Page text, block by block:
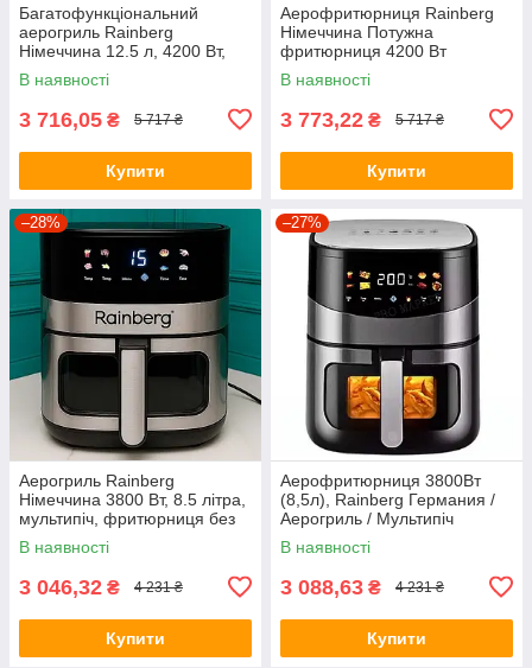
Багатофункціональний
аерогриль Rainberg
Німеччина 12.5 л, 4200 Вт,
повітряна фритюрниця,
мультипічка
В наявності
3 716,05 ₴ 5 717 ₴
Купити
Аерофритюрниця Rainberg
Німеччина Потужна
фритюрниця 4200 Вт
Аерогриль для приготування
без олії 12,5 л
В наявності
3 773,22 ₴ 5 717 ₴
Купити
–28%
Аерогриль Rainberg
Німеччина 3800 Вт, 8.5 літра,
мультипіч, фритюрниця без
олії, аерофритюрниця
В наявності
3 046,32 ₴ 4 231 ₴
Купити
–27%
Аерофритюрниця 3800Вт
(8,5л), Rainberg Германия /
Аерогриль / Мультипіч
В наявності
3 088,63 ₴ 4 231 ₴
Купити